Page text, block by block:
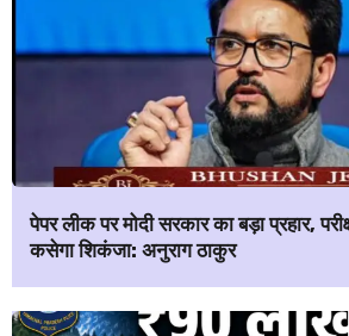
पेपर लीक पर मोदी सरकार का बड़ा प्रहार,
कसेगा शिकंजा: अनुराग ठाकुर